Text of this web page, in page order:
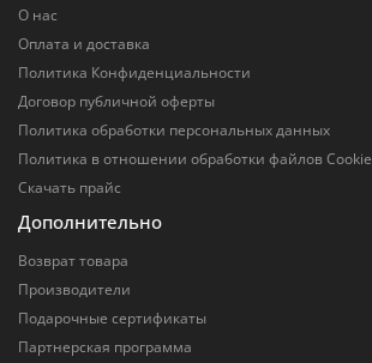
О нас
Оплата и доставка
Политика Конфиденциальности
Договор публичной оферты
Политика обработки персональных данных
Политика в отношении обработки файлов Cookie
Скачать прайс
Дополнительно
Возврат товара
Производители
Подарочные сертификаты
Партнерская программа